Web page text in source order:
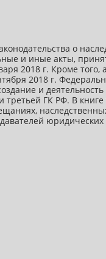
о
и иные акты,
2018 г. Кроме того,
2018 г.
и
ГК РФ. В
юридических